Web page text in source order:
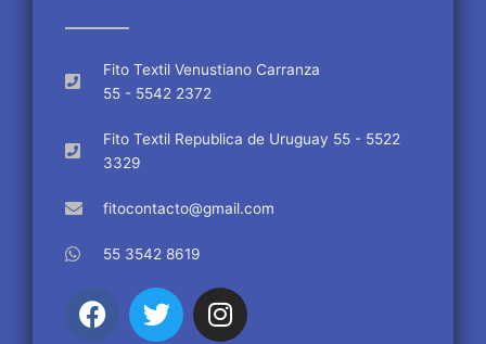
Fito Textil Venustiano Carranza
55 - 5542 2372
Fito Textil Republica de Uruguay 55 - 5522
3329
fitocontacto@gmail.com
55 3542 8619
F
a
T
w
I
n